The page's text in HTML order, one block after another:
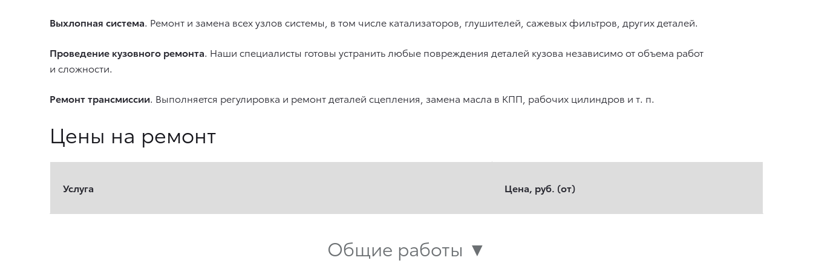
Выхлопная система. Ремонт и замена всех узлов системы, в том числе катализаторов, глушителей, сажевых фильтров, других деталей.
Проведение кузовного ремонта. Наши специалисты готовы устранить любые повреждения деталей кузова независимо от объема работ
и сложности.
Ремонт трансмиссии. Выполняется регулировка и ремонт деталей сцепления, замена масла в КПП, рабочих цилиндров и т. п.
Цены на ремонт
Услуга Цена, руб. (от)
Общие работы ▼